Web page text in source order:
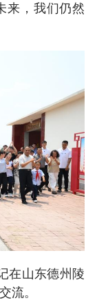
来，我们仍然
在山东德州陵
流。